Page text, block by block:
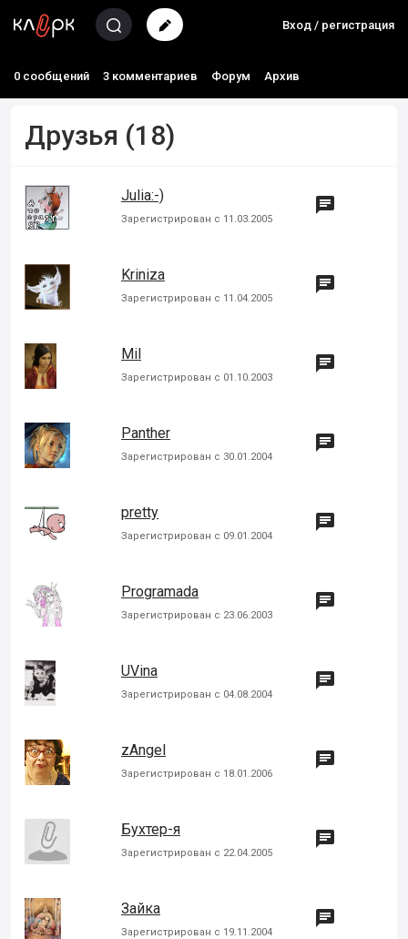
Вход / регистрация
0 сообщений 3 комментариев Форум Архив
Друзья (18)
Julia:-)
Зарегистрирован с 11.03.2005

Kriniza
Зарегистрирован с 11.04.2005

Mil
Зарегистрирован с 01.10.2003

Panther
Зарегистрирован с 30.01.2004

pretty
Зарегистрирован с 09.01.2004

Programada
Зарегистрирован с 23.06.2003

UVina
Зарегистрирован с 04.08.2004

zAngel
Зарегистрирован с 18.01.2006

Бухтер-я
Зарегистрирован с 22.04.2005

Зайка
Зарегистрирован с 19.11.2004
